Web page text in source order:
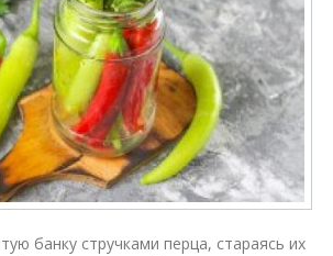
банку стручками перца, стараясь их